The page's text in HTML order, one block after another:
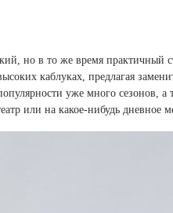
но в то же время практичный
каблуках, предлагая
уже много сезонов, а
или на какое-нибудь дневное